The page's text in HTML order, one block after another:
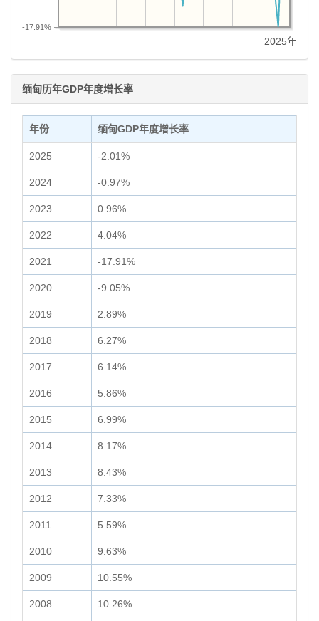
-17.91%
2025年
缅甸历年GDP年度增长率
年份 缅甸GDP年度增长率
2025 -2.01%
2024 -0.97%
2023 0.96%
2022 4.04%
2021 -17.91%
2020 -9.05%
2019 2.89%
2018 6.27%
2017 6.14%
2016 5.86%
2015 6.99%
2014 8.17%
2013 8.43%
2012 7.33%
2011 5.59%
2010 9.63%
2009 10.55%
2008 10.26%